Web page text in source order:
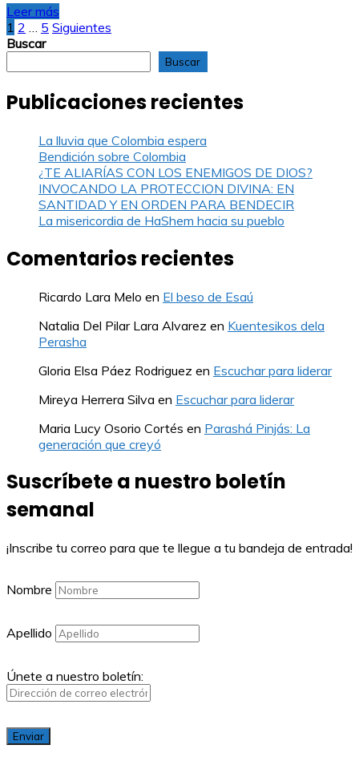
Leer más
Paginación
de
entradas
1 2 5 Siguientes
Buscar
Buscar
Publicaciones recientes
La lluvia que Colombia espera
Bendición sobre Colombia
¿TE ALIARÍAS CON LOS ENEMIGOS DE DIOS?
INVOCANDO LA PROTECCION DIVINA: EN
SANTIDAD Y EN ORDEN PARA BENDECIR
La misericordia de HaShem hacia su pueblo
Comentarios recientes
Ricardo Lara Melo en El beso de Esaú
Natalia Del Pilar Lara Alvarez en Kuentesikos dela
Perasha
Gloria Elsa Páez Rodriguez en Escuchar para liderar
Mireya Herrera Silva en Escuchar para liderar
Maria Lucy Osorio Cortés en Parashá Pinjás: La
generación que creyó
Suscríbete a nuestro boletín
semanal
¡Inscribe tu correo para que te llegue a tu bandeja de entrada!
Nombre
Apellido
Únete a nuestro boletín: